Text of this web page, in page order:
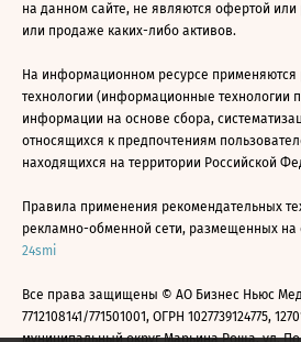
на данном сайте, не являются офертой
или продаже каких-либо активов.
На информационном ресурсе применяются
технологии (информационные технологии
информации на основе сбора,
относящихся к предпочтениям
находящихся на территории Российской
Правила применения рекомендательных
рекламно-обменной сети, размещенных на
24smi
Все права защищены © АО Бизнес Ньюс
7712108141/771501001, ОГРН 1027739124775,
муниципальный округ Марьина Роща, ул.